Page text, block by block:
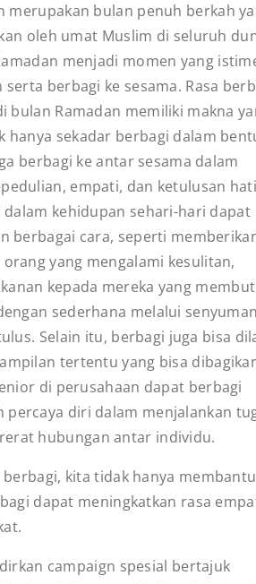
merupakan bulan penuh berkah
oleh umat Muslim di seluruh
menjadi momen yang
berbagi ke sesama. Rasa
bulan Ramadan memiliki makna
hanya sekadar berbagi dalam
berbagi ke antar sesama dalam
empati, dan ketulusan
dalam kehidupan sehari-hari dapat
berbagai cara, seperti
yang mengalami kesulitan,
kepada mereka yang
sederhana melalui
Selain itu, berbagi juga bisa
tertentu yang bisa
di perusahaan dapat berbagi
diri dalam menjalankan
hubungan antar individu.
kita tidak hanya
dapat meningkatkan rasa
campaign spesial bertajuk